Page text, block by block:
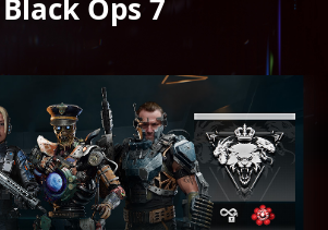
Black Ops 7